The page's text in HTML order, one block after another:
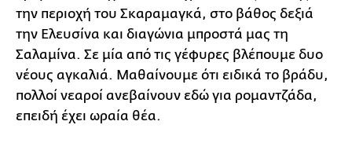
την περιοχή του Σκαραμαγκά, στο βάθος δεξιά
την Ελευσίνα και διαγώνια μπροστά μας τη
Σαλαμίνα. Σε μία από τις γέφυρες βλέπουμε δυο
νέους αγκαλιά. Μαθαίνουμε ότι ειδικά το βράδυ,
πολλοί νεαροί ανεβαίνουν εδώ για ρομαντζάδα,
επειδή έχει ωραία θέα.